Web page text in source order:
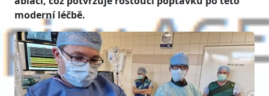
moderní léčbě.